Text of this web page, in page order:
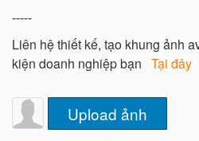
-----
Liên hệ thiết kế, tạo khung ảnh
kiện doanh nghiệp bạn Tại đây
Upload ảnh